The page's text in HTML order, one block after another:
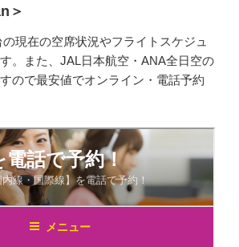
＞
現在の空席状況やフライトスケジュ
。また、JAL日本航空・ANA全日空の
ので最安値でオンライン・電話予約